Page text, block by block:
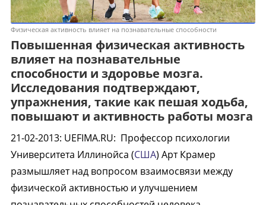
Физическая активность влияет на познавательные способности
Повышенная физическая активность
влияет на познавательные
способности и здоровье мозга.
Исследования подтверждают,
упражнения, такие как пешая ходьба,
повышают и активность работы мозга
21-02-2013: UEFIMA.RU: Профессор психологии
Университета Иллинойса (США) Арт Крамер
размышляет над вопросом взаимосвязи между
физической активностью и улучшением